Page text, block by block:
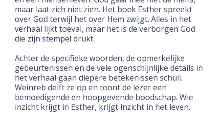
maar laat zich niet zien. Het boek Esther spreekt
over God terwijl het over Hem zwijgt. Alles in het
verhaal lijkt toeval, maar het is de verborgen God
die zijn stempel drukt.
Achter de specifieke woorden, de opmerkelijke
gebeurtenissen en de vele ogenschijnlijke details in
het verhaal gaan diepere betekenissen schuil.
Weinreb delft ze op en toont de lezer een
bemoedigende en hoopgevende boodschap. Wie
inzicht krijgt in Esther, krijgt inzicht in het leven.